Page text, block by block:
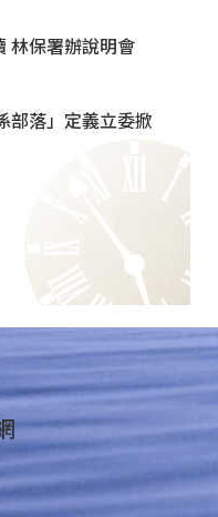
林保署辦說明會
部落」定義立委掀